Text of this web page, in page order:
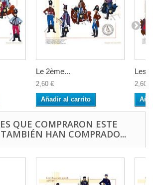
Le 2ème...
2,60 €
Añadir al carrito
Les...
2,60 €
QUE COMPRARON ESTE
HAN COMPRADO...